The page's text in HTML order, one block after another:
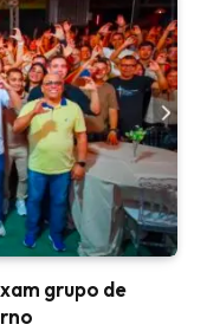
grupo de